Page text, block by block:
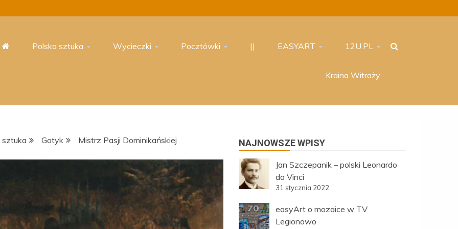
Polska sztuka Wycieczki Pocztówki || EASYART 12U.PL
Kraina Witraży
sztuka Gotyk Mistrz Pasji Dominikańskiej NAJNOWSZE WPISY
Jan Szczepanik – polski Leonardo
da Vinci
31 stycznia 2022
easyArt o mozaice w TV
Legionowo